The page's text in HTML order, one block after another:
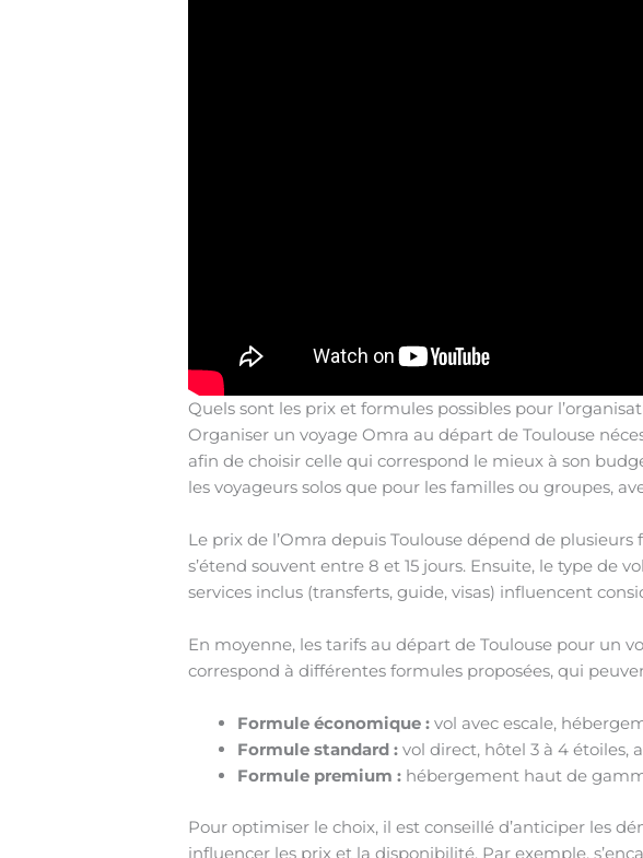
Quels sont les prix et formules possibles pour
Organiser un voyage Omra au départ de Toulouse
afin de choisir celle qui correspond le mieux à son
les voyageurs solos que pour les familles ou groupes,
Le prix de l’Omra depuis Toulouse dépend de
s’étend souvent entre 8 et 15 jours. Ensuite, le type de
services inclus (transferts, guide, visas) influencent
En moyenne, les tarifs au départ de Toulouse pour un
correspond à différentes formules proposées, qui
Formule économique : vol avec escale,
Formule standard : vol direct, hôtel 3 à 4 étoiles,
Formule premium : hébergement haut de
Pour optimiser le choix, il est conseillé d’anticiper les
influencer les prix et la disponibilité. Par exemple,